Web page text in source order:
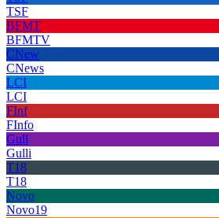
TSF
BFMT
BFMTV
CNew
CNews
LCI
LCI
FInf
FInfo
Gull
Gulli
T18
T18
Novo
Novo19